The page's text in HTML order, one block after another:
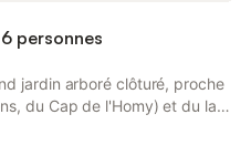
personnes
jardin arboré clôturé, proche
du Cap de l'Homy) et du lac
au cœur de la forêt
promenade entourent la